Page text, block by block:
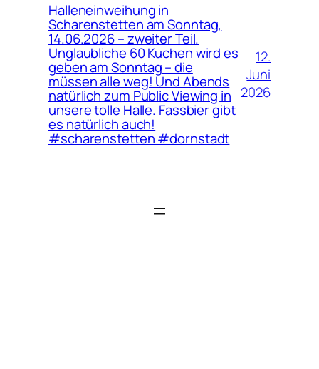
Halleneinweihung in
Scharenstetten am Sonntag,
14.06.2026 – zweiter Teil.
Unglaubliche 60 Kuchen wird es
geben am Sonntag – die
müssen alle weg! Und Abends
natürlich zum Public Viewing in
unsere tolle Halle. Fassbier gibt
es natürlich auch!
#scharenstetten #dornstadt
12.
Juni
2026